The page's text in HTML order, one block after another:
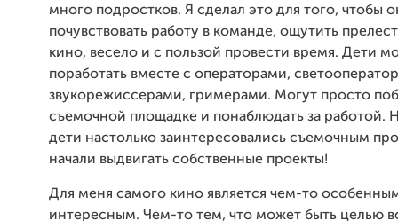
много подростков. Я сделал это для того, чтобы
почувствовать работу в команде, ощутить
кино, весело и с пользой провести время. Дети
поработать вместе с операторами,
звукорежиссерами, гримерами. Могут просто
съемочной площадке и понаблюдать за работой.
дети настолько заинтересовались съемочным
начали выдвигать собственные проекты!
Для меня самого кино является чем-то
интересным. Чем-то тем, что может быть целью